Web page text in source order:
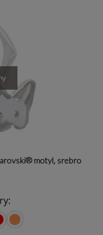
motyl, srebro